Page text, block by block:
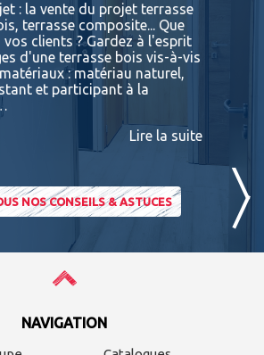
: la vente du projet terrasse
terrasse composite... Que
vos clients ? Gardez à l'esprit
d'une terrasse bois vis-à-vis
: matériau naturel,
et participant à la
Lire la suite
toutes
IPE
NOS CONSEILS & ASTUCES
NAVIGATION